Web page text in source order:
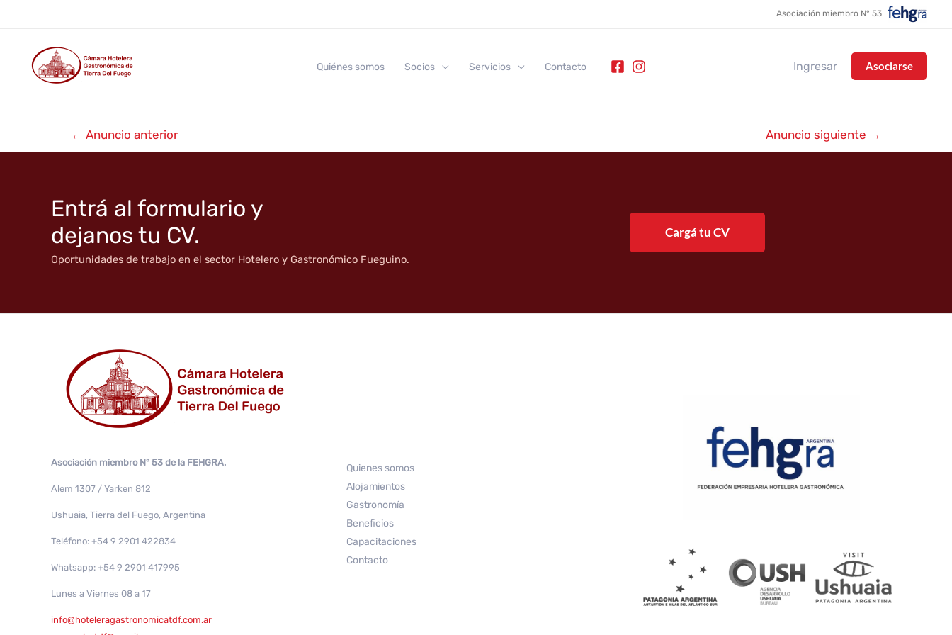
contenido
Asociación miembro N° 53
Quiénes somos Socios Servicios Contacto Ingresar Asociarse
Navegación
de
← Anuncio anterior Anuncio siguiente →
Entrá al formulario y
dejanos tu CV.
Oportunidades de trabajo en el sector Hotelero y Gastronómico Fueguino.
Cargá tu CV
Asociación miembro N° 53 de la FEHGRA.
Alem 1307 / Yarken 812
Ushuaia, Tierra del Fuego, Argentina
Teléfono: +54 9 2901 422834
Whatsapp: +54 9 2901 417995
Lunes a Viernes 08 a 17
info@hoteleragastronomicatdf.com.ar
Quienes somos
Alojamientos
Gastronomía
Beneficios
Capacitaciones
Contacto